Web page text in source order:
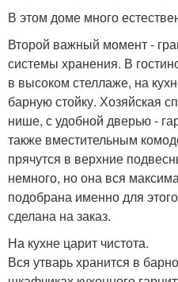
В этом доме много
Второй важный момент -
системы хранения. В
в высоком стеллаже, на
барную стойку. Хозяйская
нише, с удобной дверью -
также вместительным
прячутся в верхние
немного, но она вся
подобрана именно для
сделана на заказ.
На кухне царит чистота.
Вся утварь хранится в